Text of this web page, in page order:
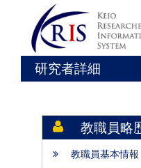
研究者詳細
教職員略
教職員基本情報